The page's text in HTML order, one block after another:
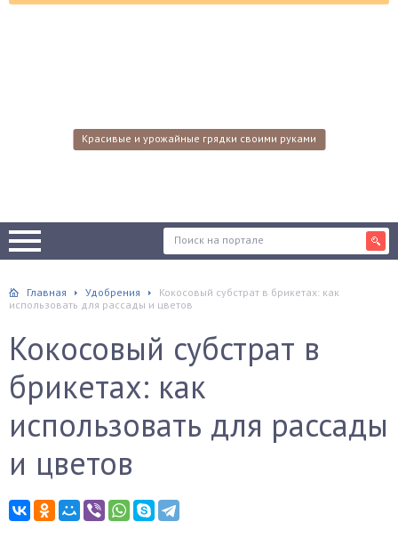
Красивые и урожайные грядки своими руками
Главная Удобрения
Кокосовый субстрат в брикетах: как
использовать для рассады и цветов
Кокосовый субстрат в
брикетах: как
использовать для рассады
и цветов